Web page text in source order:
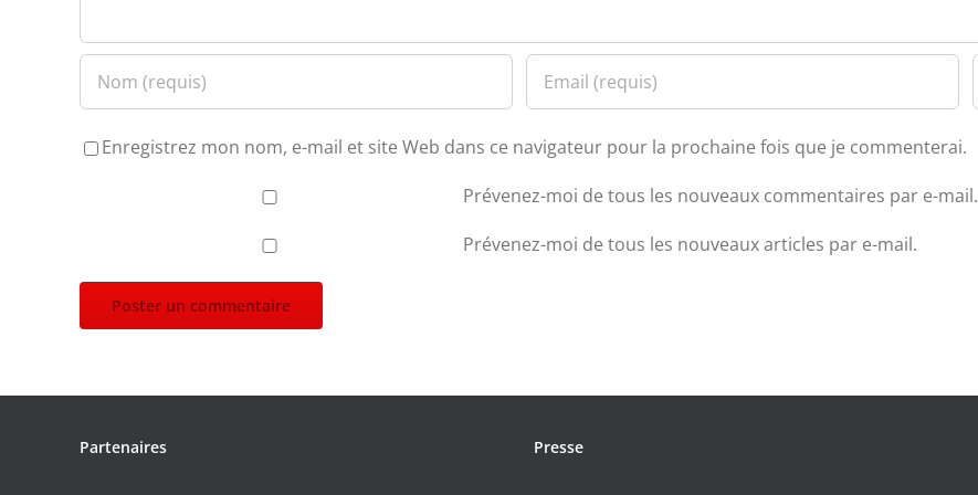
Enregistrez mon nom, e-mail et site Web dans ce navigateur pour la prochaine fois que je commenterai.
Prévenez-moi de tous les nouveaux commentaires par e-mail.
Prévenez-moi de tous les nouveaux articles par e-mail.
Partenaires Presse